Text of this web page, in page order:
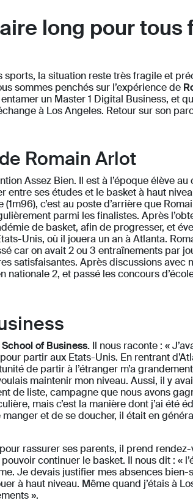
long pour tous
la situation reste très fragile et
sommes penchés sur l’expérience de
un Master 1 Digital Business, et
à Los Angeles. Retour sur son
Romain Arlot
Assez Bien. Il est à l’époque élève
entre ses études et le basket à haut
c’est au poste d’arrière que
parmi les finalistes. Après
de basket, afin de progresser, et
Unis, où il jouera un an à Atlanta.
car on avait 2 ou 3 entraînements par
satisfaisantes. Après discussions
nationale 2, et passé les concours
of Business. Il nous raconte : «
partir aux Etats-Unis. En rentrant
de partir à l’étranger m’a
maintenir mon niveau. Aussi, il y
de liste, campagne que nous avons
mais c’est la manière dont j’ai été
et de se doucher, il était en
rassurer ses parents, il prend
continuer le basket. Il nous dit : «
Je devais justifier mes absences bien-
à haut niveau. Même quand j’étais à
».